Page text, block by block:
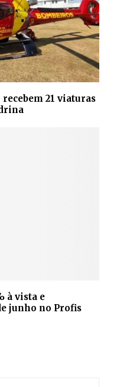
21 viaturas
à vista e
junho no Profis